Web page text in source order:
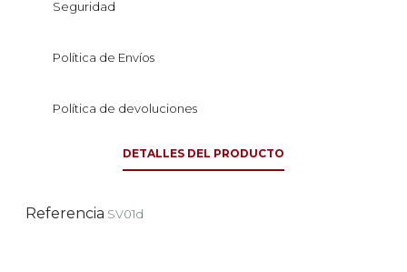
Seguridad
Política de Envíos
Política de devoluciones
DETALLES DEL PRODUCTO
Referencia SV01d